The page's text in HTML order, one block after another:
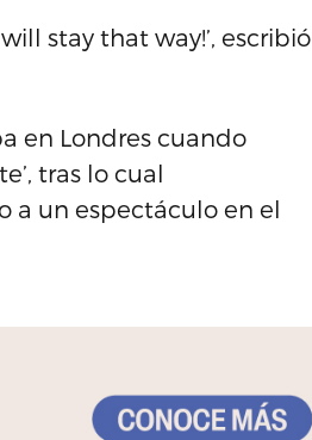
stay that way!’, escribió
en Londres cuando
tras lo cual
a un espectáculo en el